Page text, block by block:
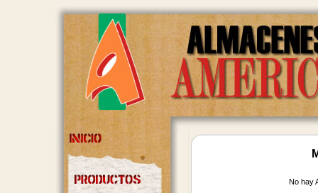
No hay